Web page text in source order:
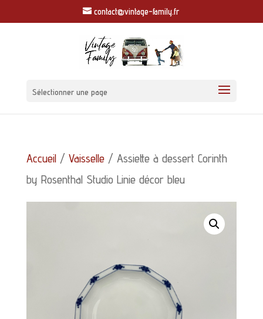
contact@vintage-family.fr
Sélectionner une page
Accueil/ Vaisselle/ Assiette à dessert Corinth
by Rosenthal Studio Linie décor bleu